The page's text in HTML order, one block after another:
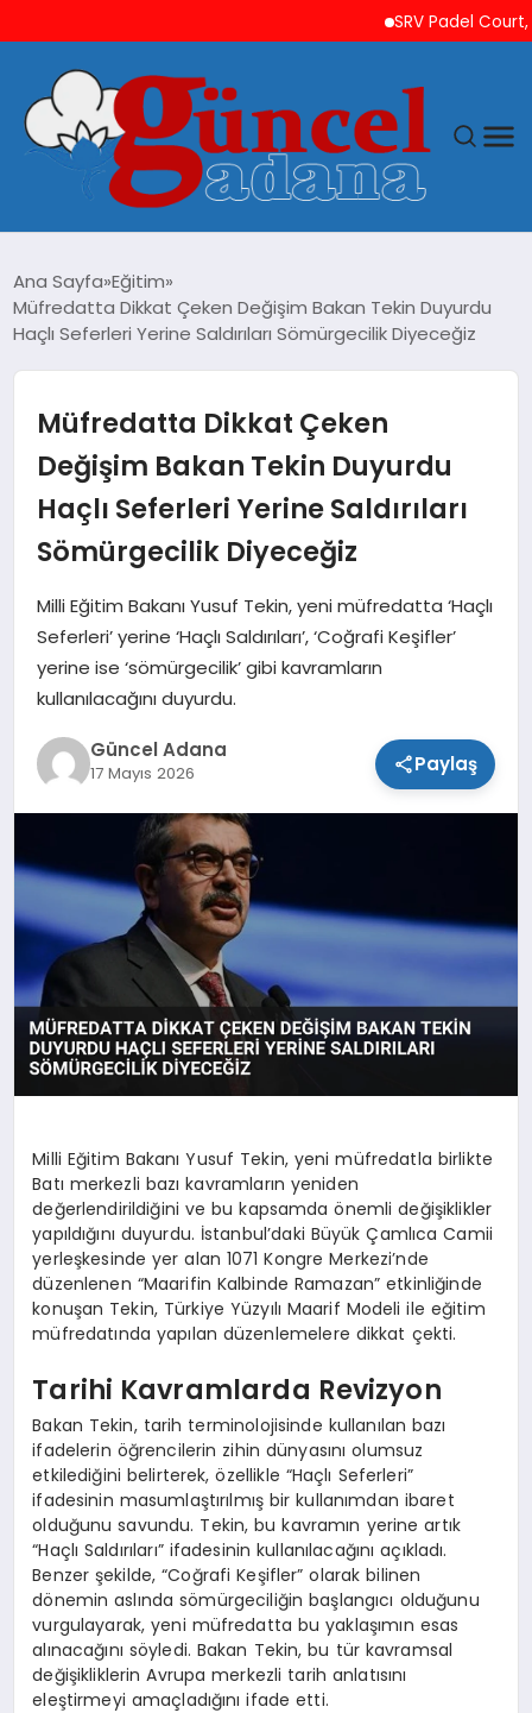
SRV Padel Court, 24
GÜNCEL
SAĞLIK
TEKNOLOJI
Ana Sayfa Eğitim
Müfredatta Dikkat Çeken Değişim Bakan Tekin Duyurdu
Haçlı Seferleri Yerine Saldırıları Sömürgecilik Diyeceğiz
Müfredatta Dikkat Çeken
Değişim Bakan Tekin Duyurdu
Haçlı Seferleri Yerine Saldırıları
Sömürgecilik Diyeceğiz
Milli Eğitim Bakanı Yusuf Tekin, yeni müfredatta ‘Haçlı
Seferleri’ yerine ‘Haçlı Saldırıları’, ‘Coğrafi Keşifler’
yerine ise ‘sömürgecilik’ gibi kavramların
kullanılacağını duyurdu.
Güncel Adana
17 Mayıs 2026 Paylaş
Milli Eğitim Bakanı Yusuf Tekin, yeni müfredatla birlikte
Batı merkezli bazı kavramların yeniden
değerlendirildiğini ve bu kapsamda önemli değişiklikler
yapıldığını duyurdu. İstanbul’daki Büyük Çamlıca Camii
yerleşkesinde yer alan 1071 Kongre Merkezi’nde
düzenlenen “Maarifin Kalbinde Ramazan” etkinliğinde
konuşan Tekin, Türkiye Yüzyılı Maarif Modeli ile eğitim
müfredatında yapılan düzenlemelere dikkat çekti.
Tarihi Kavramlarda Revizyon
Bakan Tekin, tarih terminolojisinde kullanılan bazı
ifadelerin öğrencilerin zihin dünyasını olumsuz
etkilediğini belirterek, özellikle “Haçlı Seferleri”
ifadesinin masumlaştırılmış bir kullanımdan ibaret
olduğunu savundu. Tekin, bu kavramın yerine artık
“Haçlı Saldırıları” ifadesinin kullanılacağını açıkladı.
Benzer şekilde, “Coğrafi Keşifler” olarak bilinen
dönemin aslında sömürgeciliğin başlangıcı olduğunu
vurgulayarak, yeni müfredatta bu yaklaşımın esas
alınacağını söyledi. Bakan Tekin, bu tür kavramsal
değişikliklerin Avrupa merkezli tarih anlatısını
eleştirmeyi amaçladığını ifade etti.